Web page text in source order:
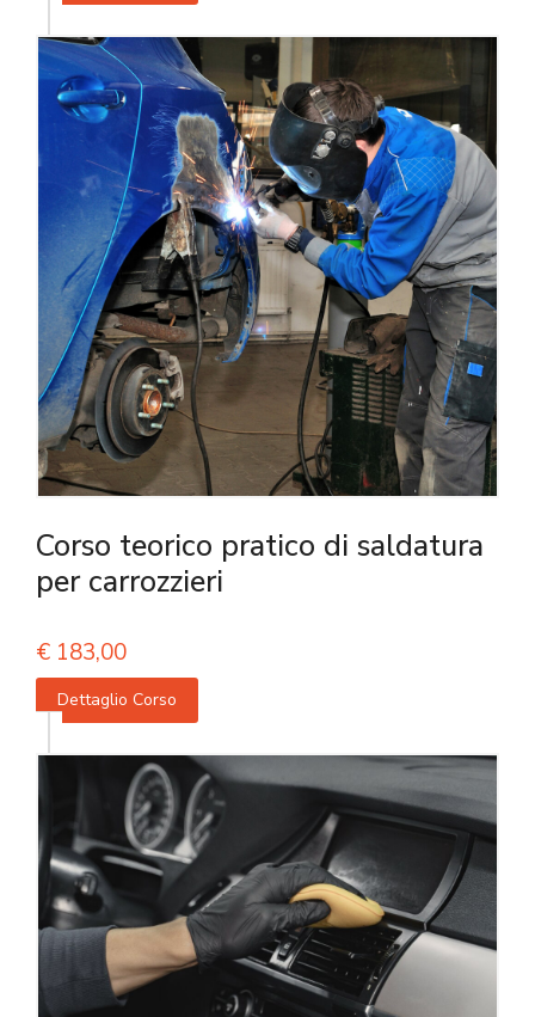
Corso teorico pratico di saldatura
per carrozzieri
€ 183,00
Dettaglio Corso